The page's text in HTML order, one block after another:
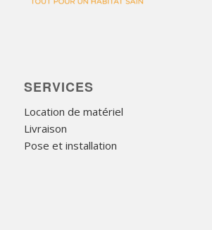
SERVICES
Location de matériel
Livraison
Pose et installation